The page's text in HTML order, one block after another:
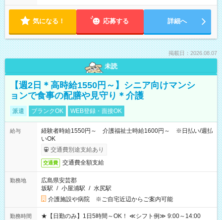
気になる！ 応募する 詳細へ
掲載日：2026.08.07
未読
【週2日＊高時給1550円～】シニア向けマンシ
ョンで食事の配膳や見守り＊介護
派遣 ブランクOK WEB登録・面接OK
給与
経験者時給1550円～ 介護福祉士時給1600円～ ※日払い/週払
いOK
交通費別途支給あり
交通費 交通費全額支給
勤務地
広島県安芸郡
坂駅 / 小屋浦駅 / 水尻駅
介護施設や病院 ※ご自宅近辺からご案内可能
勤務時間
★【日勤のみ】1日5時間～OK！ ≪シフト例≫ 9:00～14:00